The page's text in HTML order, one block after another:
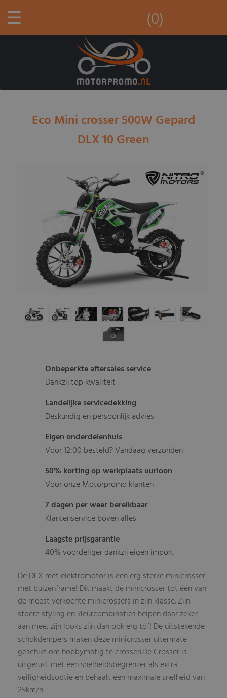
☰ (0)
Eco Mini crosser 500W Gepard
DLX 10 Green
Onbeperkte aftersales service
Dankzij top kwaliteit
Landelijke servicedekking
Deskundig en persoonlijk advies
Eigen onderdelenhuis
Voor 12:00 besteld? Vandaag verzonden
50% korting op werkplaats uurloon
Voor onze Motorpromo klanten
7 dagen per weer bereikbaar
Klantenservice boven alles
Laagste prijsgarantie
40% voordeliger dankzij eigen import
De DLX met elektromotor is een erg sterke minicrosser
met buizenframe! Dit maakt de minicrosser tot één van
de meest verkochte minicrossers in zijn klasse. Zijn
stoere styling en kleurcombinaties helpen daar zeker
aan mee, zijn looks zijn dan ook erg tof! De uitstekende
schokdempers maken deze minicrosser uitermate
geschikt om hobbymatig te crossen.De Crosser is
uitgerust met een snelheidsbegrenzer als extra
veiligheidsoptie en behaalt een maximale snelheid van
25km/h